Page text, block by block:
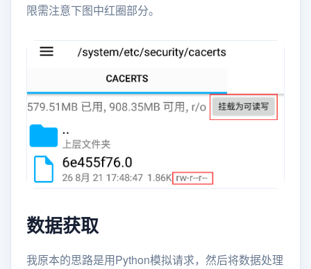
限需注意下图中红圈部分。
数据获取
我原本的思路是用Python模拟请求，然后将数据处理